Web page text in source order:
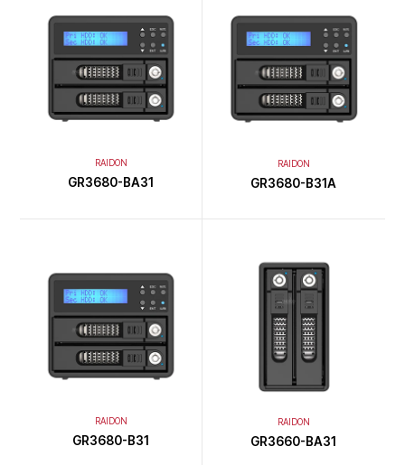
RAIDON
GR3680-BA31
RAIDON
GR3680-B31A
RAIDON
GR3680-B31
RAIDON
GR3660-BA31